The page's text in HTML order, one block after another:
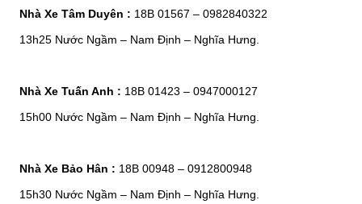
Nhà Xe Tâm Duyên : 18B 01567 – 0982840322
13h25 Nước Ngầm – Nam Định – Nghĩa Hưng.
Nhà Xe Tuấn Anh : 18B 01423 – 0947000127
15h00 Nước Ngầm – Nam Định – Nghĩa Hưng.
Nhà Xe Bảo Hân : 18B 00948 – 0912800948
15h30 Nước Ngầm – Nam Định – Nghĩa Hưng.